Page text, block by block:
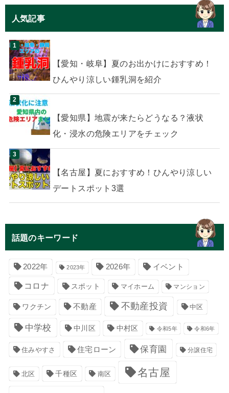
人気記事
【愛知・岐阜】夏のお出かけにおすすめ！
ひんやり涼しい鍾乳洞を紹介
【愛知県】地震が来たらどうなる？液状
化・浸水の危険エリアをチェック
【名古屋】夏におすすめ！ひんやり涼しい
デートスポット3選
話題のキーワード
2022年 2023年 2026年 イベント
コロナ スポット マイホーム マンション
ワクチン 不動産 不動産投資 中区
中学校 中川区 中村区 令和5年 令和6年
住みやすさ 住宅ローン 保育園 分譲住宅
北区 千種区 南区 名古屋